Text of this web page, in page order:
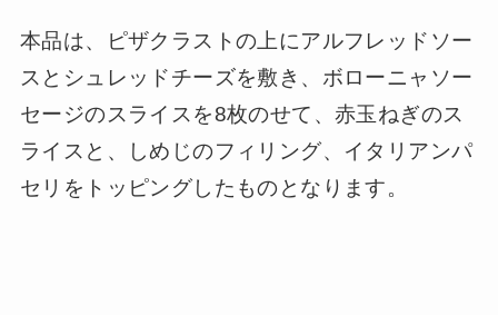
本品は、ピザクラストの上にアルフレッドソー
スとシュレッドチーズを敷き、ボローニャソー
セージのスライスを8枚のせて、赤玉ねぎのス
ライスと、しめじのフィリング、イタリアンパ
セリをトッピングしたものとなります。